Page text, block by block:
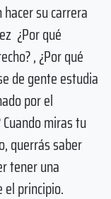
su carrera
¿Por qué
, ¿Por qué
de gente estudia
por el
miras tu
querrás saber
tener una
principio.